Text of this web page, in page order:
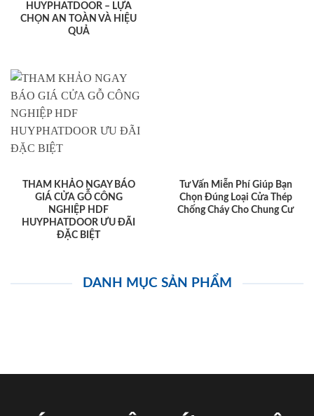
HUYPHATDOOR – LỰA
CHỌN AN TOÀN VÀ HIỆU
QUẢ
THAM KHẢO NGAY BÁO
GIÁ CỬA GỖ CÔNG
NGHIỆP HDF
HUYPHATDOOR ƯU ĐÃI
ĐẶC BIỆT
Tư Vấn Miễn Phí Giúp Bạn
Chọn Đúng Loại Cửa Thép
Chống Cháy Cho Chung Cư
DANH MỤC SẢN PHẨM